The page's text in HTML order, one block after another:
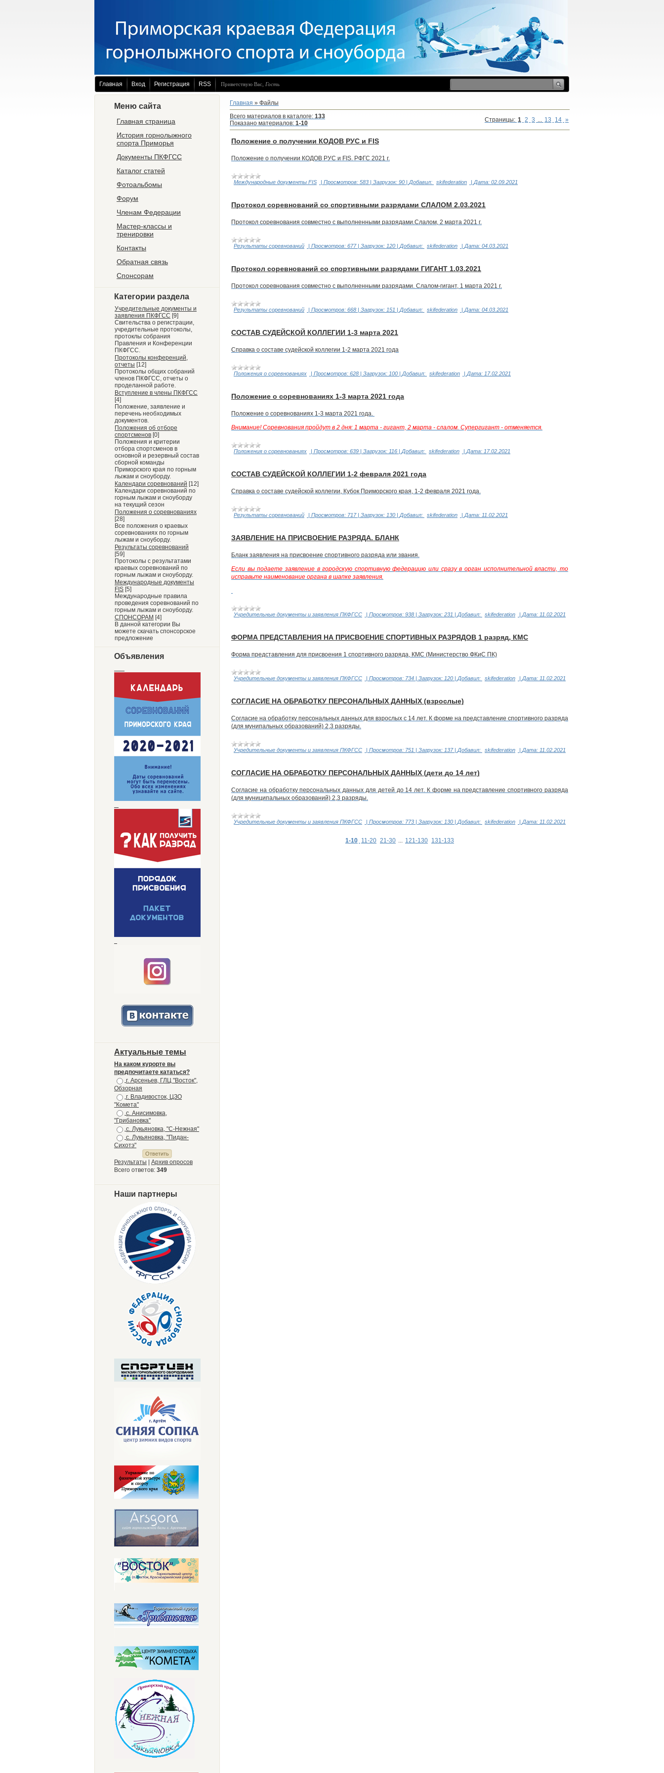
Главная Вход Регистрация RSS Приветствую Вас Гость
Меню сайта
Главная страница
История горнолыжного
спорта Приморья
Документы ПКФГСС
Каталог статей
Фотоальбомы
Форум
Членам Федерации
Мастер-классы и
тренировки
Контакты
Обратная связь
Спонсорам
Категории раздела
Учредительные документы и
заявления ПКФГСС [9]
Свительства о регистрации,
учредительные протоколы,
протоклы собрания
Правления и Конференции
ПКФГСС.
Протоколы конференций,
отчеты [12]
Протоколы общих собраний
членов ПКФГСС, отчеты о
проделанной работе.
Вступление в члены ПКФГСС
[4]
Положение, заявление и
перечень необходимых
документов.
Положения об отборе
спортсменов [0]
Положения и критерии
отбора спортсменов в
основной и резервный состав
сборной команды
Приморского края по горным
лыжам и сноуборду.
Календари соревнований [12]
Календари соревнований по
горным лыжам и сноуборду
на текущий сезон
Положения о соревнованиях
[28]
Все положения о краевых
соревнованиях по горным
лыжам и сноуборду.
Результаты соревнований
[59]
Протоколы с результатами
краевых соревнований по
горным лыжам и сноуборду.
Международные документы
FIS [5]
Международные правила
проведения соревнований по
горным лыжам и сноуборду.
СПОНСОРАМ [4]
В данной категории Вы
можете скачать спонсорское
предложение
Объявления
Актуальные темы
На каком курорте вы
предпочитаете кататься?
г. Арсеньев, ГЛЦ "Восток",
Обзорная
г. Владивосток, ЦЗО
"Комета"
с. Анисимовка,
"Грибановка"
с. Лукьяновка, "С-Нежная"
с. Лукьяновка, "Пидан-
Сихотэ"
Результаты
Архив опросов
Всего ответов: 349
Наши партнеры
Главная » Файлы
Всего материалов в каталоге: 133
Показано материалов: 1-10 Страницы: 1 2 3 ... 13 14 »
Положение о получении КОДОВ РУС и FIS
Положение о получении КОДОВ РУС и FIS. РФГС 2021 г.
Международные документы FIS | Просмотров: 583 | Загрузок: 90 | Добавил: skifederation | Дата: 02.09.2021
Протокол соревнований со спортивными разрядами СЛАЛОМ 2.03.2021
Протокол соревнования совместно с выполненными разрядами.Слалом, 2 марта 2021 г.
Результаты соревнований | Просмотров: 677| Загрузок: 120 | Добавил: skifederation | Дата: 04.03.2021
Протокол соревнований со спортивными разрядами ГИГАНТ 1.03.2021
Протокол соревнования совместно с выполненными разрядами. Слалом-гигант, 1 марта 2021 г.
Результаты соревнований | Просмотров: 668 | Загрузок: 151 | Добавил: skifederation | Дата: 04.03.2021
СОСТАВ СУДЕЙСКОЙ КОЛЛЕГИИ 1-3 марта 2021
Справка о составе судейской коллегии 1-2 марта 2021 года
Положения о соревнованиях | Просмотров: 628 | Загрузок: 100 | Добавил: skifederation | Дата: 17.02.2021
Положение о соревнованиях 1-3 марта 2021 года
Положение о соревнованиях 1-3 марта 2021 года.
Внимание! Соревнования пройдут в 2 дня: 1 марта - гигант, 2 марта - слалом. Супергигант - отменяется.
Положения о соревнованиях | Просмотров: 639 | Загрузок: 116 | Добавил: skifederation | Дата: 17.02.2021
СОСТАВ СУДЕЙСКОЙ КОЛЛЕГИИ 1-2 февраля 2021 года
Справка о составе судейской коллегии, Кубок Приморского края, 1-2 февраля 2021 года.
Результаты соревнований | Просмотров: 717| Загрузок: 130 | Добавил: skifederation | Дата: 11.02.2021
ЗАЯВЛЕНИЕ НА ПРИСВОЕНИЕ РАЗРЯДА. БЛАНК
Бланк заявления на присвоение спортивного разряда или звания.
Если вы подаете заявление в городскую спортивную федерацию или сразу в орган исполнительной власти, то
исправьте наименование органа в шапке заявления.
Учредительные документы и заявления ПКФГСС | Просмотров: 938 | Загрузок: 231 | Добавил: skifederation | Дата: 11.02.2021
ФОРМА ПРЕДСТАВЛЕНИЯ НА ПРИСВОЕНИЕ СПОРТИВНЫХ РАЗРЯДОВ 1 разряд, КМС
Форма представления для присвоения 1 спортивного разряда, КМС (Министерство ФКиС ПК)
Учредительные документы и заявления ПКФГСС | Просмотров: 734 | Загрузок: 120 | Добавил: skifederation | Дата: 11.02.2021
СОГЛАСИЕ НА ОБРАБОТКУ ПЕРСОНАЛЬНЫХ ДАННЫХ (взрослые)
Согласие на обработку персональных данных для взрослых с 14 лет. К форме на представление спортивного разряда
(для мунипальных образований) 2,3 разряды.
Учредительные документы и заявления ПКФГСС | Просмотров: 751 | Загрузок: 137| Добавил: skifederation | Дата: 11.02.2021
СОГЛАСИЕ НА ОБРАБОТКУ ПЕРСОНАЛЬНЫХ ДАННЫХ (дети до 14 лет)
Согласие на обработку персональных данных для детей до 14 лет. К форме на представление спортивного разряда
(для муниципальных образований) 2,3 разряды.
Учредительные документы и заявления ПКФГСС | Просмотров: 773 | Загрузок: 130 | Добавил: skifederation | Дата: 11.02.2021
1-10 11-20 21-30 ... 121-130 131-133